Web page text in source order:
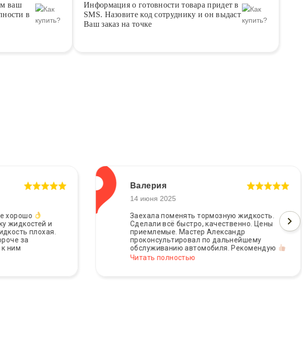
ваш
в
Информация о готовности товара придет в
SMS. Назовите код сотруднику и он выдаст
Ваш заказ на точке
и
плохая.
за
Валерия
14 июня 2025
Заехала поменять тормозную жидкость.
Сделали всё быстро, качественно. Цены
приемлемые. Мастер Александр
проконсультировал по дальнейшему
обслуживанию автомобиля. Рекомендую
Читать полностью